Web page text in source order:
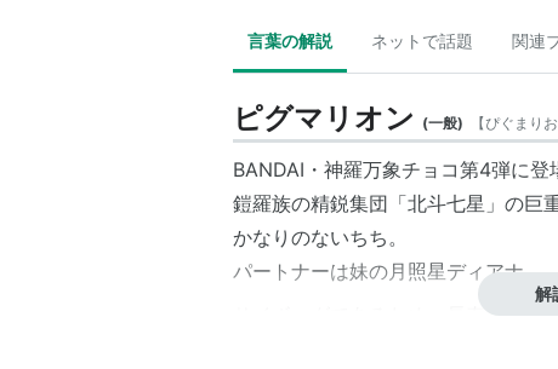
言葉の解説 ネットで話題 関連
ピグマリオン (一般) 【ぴぐまり
BANDAI・神羅万象チョコ第4弾に
鎧羅族の精鋭集団「北斗七星」の巨
かなりのないちち。
パートナーは妹の月照星ディアナ。
サイボーグであるため、長寿。
解